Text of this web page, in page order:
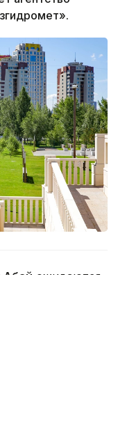
Абай ожидаются